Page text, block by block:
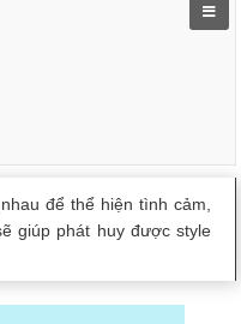
để thể hiện tình cảm,
giúp phát huy được style